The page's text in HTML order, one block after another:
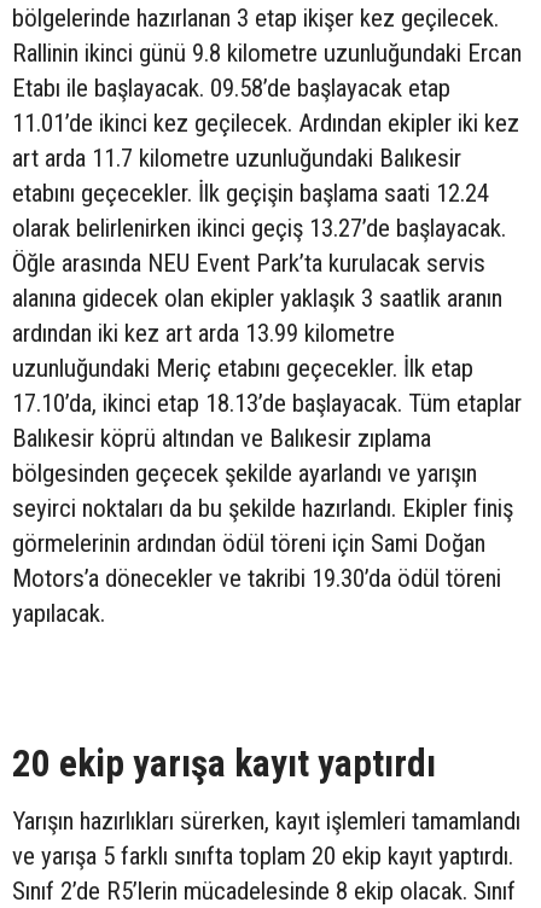
bölgelerinde hazırlanan 3 etap ikişer kez geçilecek.
Rallinin ikinci günü 9.8 kilometre uzunluğundaki Ercan
Etabı ile başlayacak. 09.58’de başlayacak etap
11.01’de ikinci kez geçilecek. Ardından ekipler iki kez
art arda 11.7 kilometre uzunluğundaki Balıkesir
etabını geçecekler. İlk geçişin başlama saati 12.24
olarak belirlenirken ikinci geçiş 13.27’de başlayacak.
Öğle arasında NEU Event Park’ta kurulacak servis
alanına gidecek olan ekipler yaklaşık 3 saatlik aranın
ardından iki kez art arda 13.99 kilometre
uzunluğundaki Meriç etabını geçecekler. İlk etap
17.10’da, ikinci etap 18.13’de başlayacak. Tüm etaplar
Balıkesir köprü altından ve Balıkesir zıplama
bölgesinden geçecek şekilde ayarlandı ve yarışın
seyirci noktaları da bu şekilde hazırlandı. Ekipler finiş
görmelerinin ardından ödül töreni için Sami Doğan
Motors’a dönecekler ve takribi 19.30’da ödül töreni
yapılacak.
20 ekip yarışa kayıt yaptırdı
Yarışın hazırlıkları sürerken, kayıt işlemleri tamamlandı
ve yarışa 5 farklı sınıfta toplam 20 ekip kayıt yaptırdı.
Sınıf 2’de R5’lerin mücadelesinde 8 ekip olacak. Sınıf